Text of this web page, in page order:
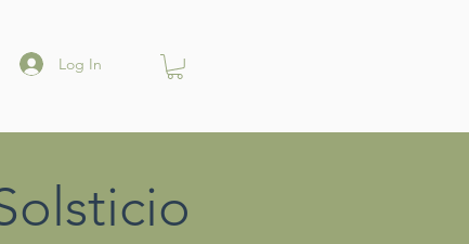
Log In